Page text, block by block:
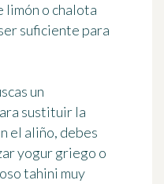
limón o chalota
suficiente para
un
sustituir la
el aliño, debes
yogur griego o
tahini muy